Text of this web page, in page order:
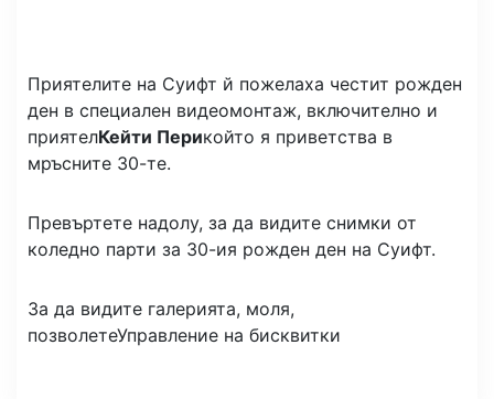
Приятелите на Суифт й пожелаха честит рожден
ден в специален видеомонтаж, включително и
приятелКейти Перикойто я приветства в
мръсните 30-те.
Превъртете надолу, за да видите снимки от
коледно парти за 30-ия рожден ден на Суифт.
За да видите галерията, моля,
позволетеУправление на бисквитки